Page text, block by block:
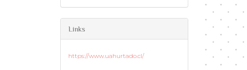
Links
https://www.uahurtado.cl/